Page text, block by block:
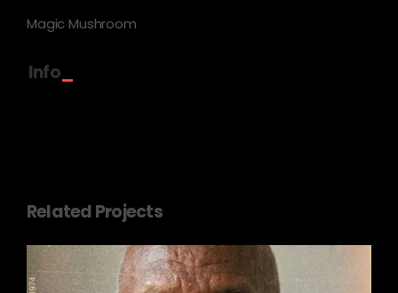
Magic Mushroom
Info
Related Projects